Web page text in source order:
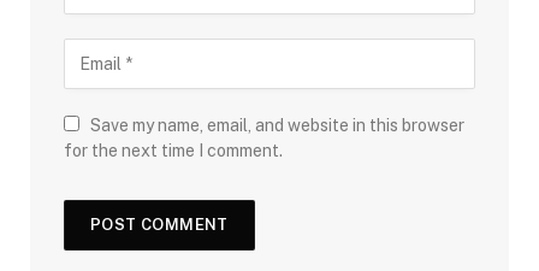
Save my name, email, and website in this browser
for the next time I comment.